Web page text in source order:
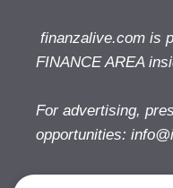
finanzalive.com is
FINANCE AREA
For advertising,
opportunities: